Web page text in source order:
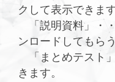
クして表示できま
「説明資料」・
ンロードしてもら
「まとめテスト
きます。